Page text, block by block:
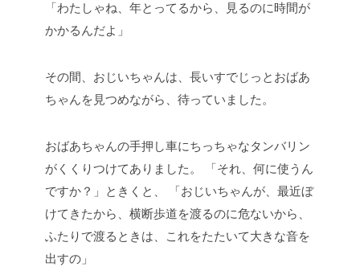
「わたしゃね、年とってるから、見るのに時間が
かかるんだよ」
その間、おじいちゃんは、長いすでじっとおばあ
ちゃんを見つめながら、待っていました。
おばあちゃんの手押し車にちっちゃなタンバリン
がくくりつけてありました。
「それ、何に使うん
ですか？」ときくと、
「おじいちゃんが、最近ぼ
けてきたから、横断歩道を渡るのに危ないから、
ふたりで渡るときは、これをたたいて大きな音を
出すの」